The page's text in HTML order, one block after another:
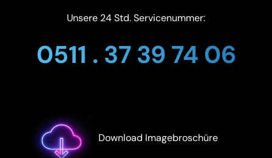
Unsere 24 Std. Servicenummer:
0511 . 37 39 74 06
Download Imagebroschüre